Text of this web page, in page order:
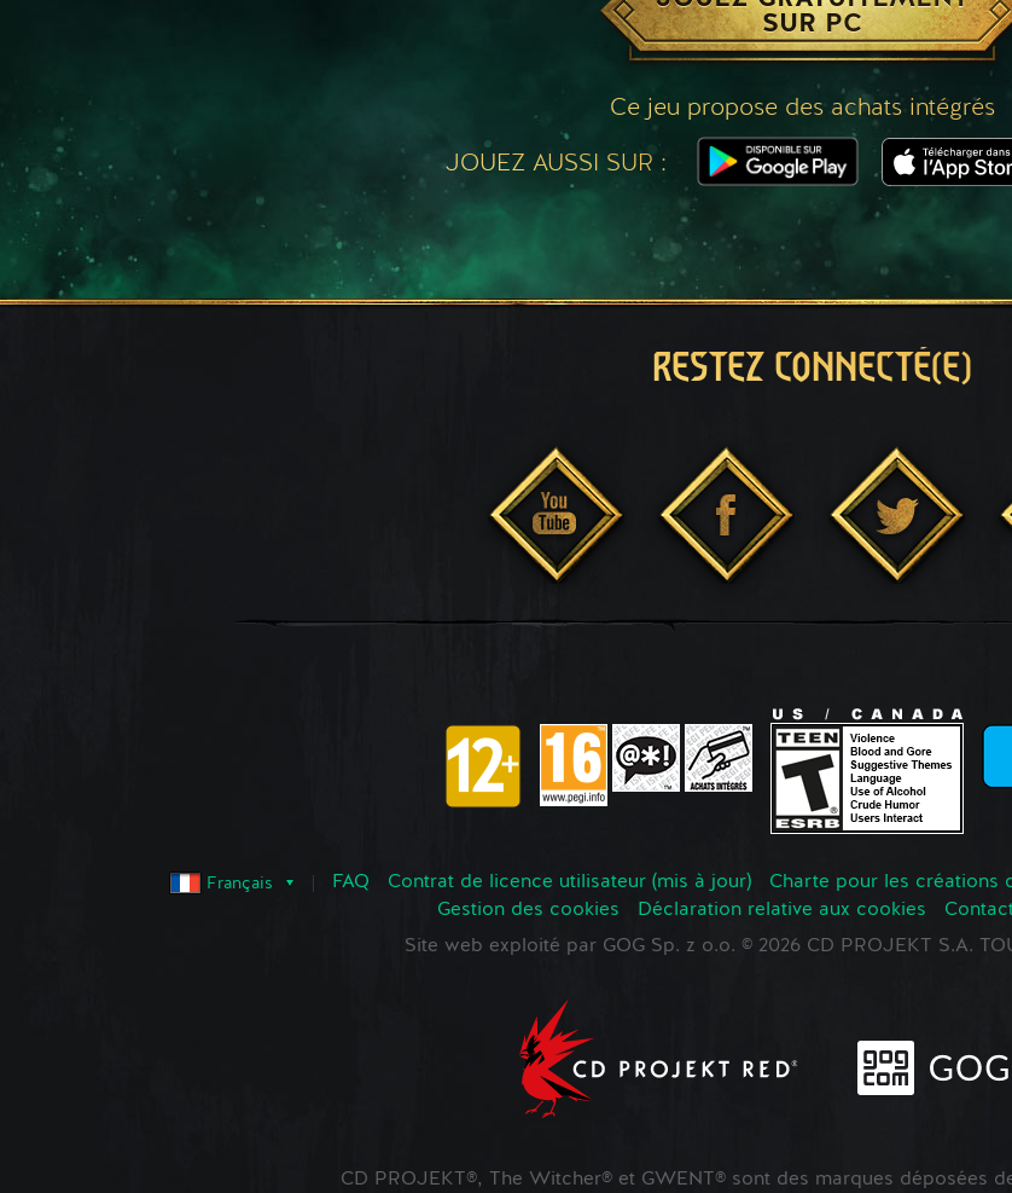
SUR PC
Ce jeu propose des achats intégrés
JOUEZ AUSSI SUR :
RESTEZ CONNECTÉ(E)
Français FAQ Contrat de licence utilisateur (mis à jour) Charte pour les créations
Gestion des cookies
Déclaration relative aux cookies
Site web exploité par GOG Sp. z o.o. © 2026 CD PROJEKT S.A.
CD PROJEKT®, The Witcher® et GWENT® sont des marques déposées